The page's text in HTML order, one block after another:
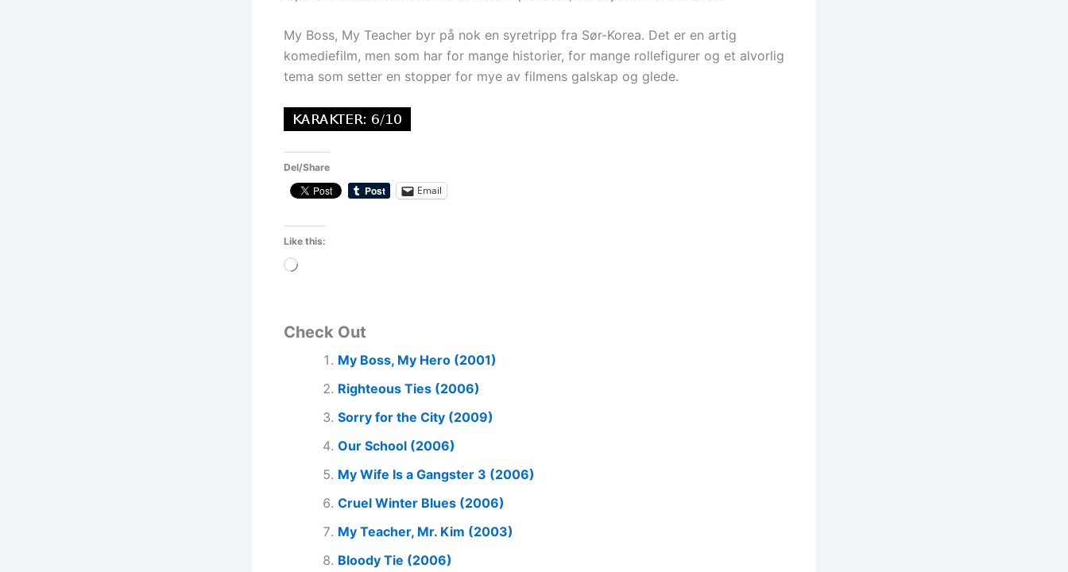
My Boss, My Teacher byr på nok en syretripp fra Sør-Korea. Det er en artig
komediefilm, men som har for mange historier, for mange rollefigurer og et alvorlig
tema som setter en stopper for mye av filmens galskap og glede.
Del/Share
Email
Like this:
Loading…
Check Out
My Boss, My Hero (2001)
Righteous Ties (2006)
Sorry for the City (2009)
Our School (2006)
My Wife Is a Gangster 3 (2006)
Cruel Winter Blues (2006)
My Teacher, Mr. Kim (2003)
Bloody Tie (2006)